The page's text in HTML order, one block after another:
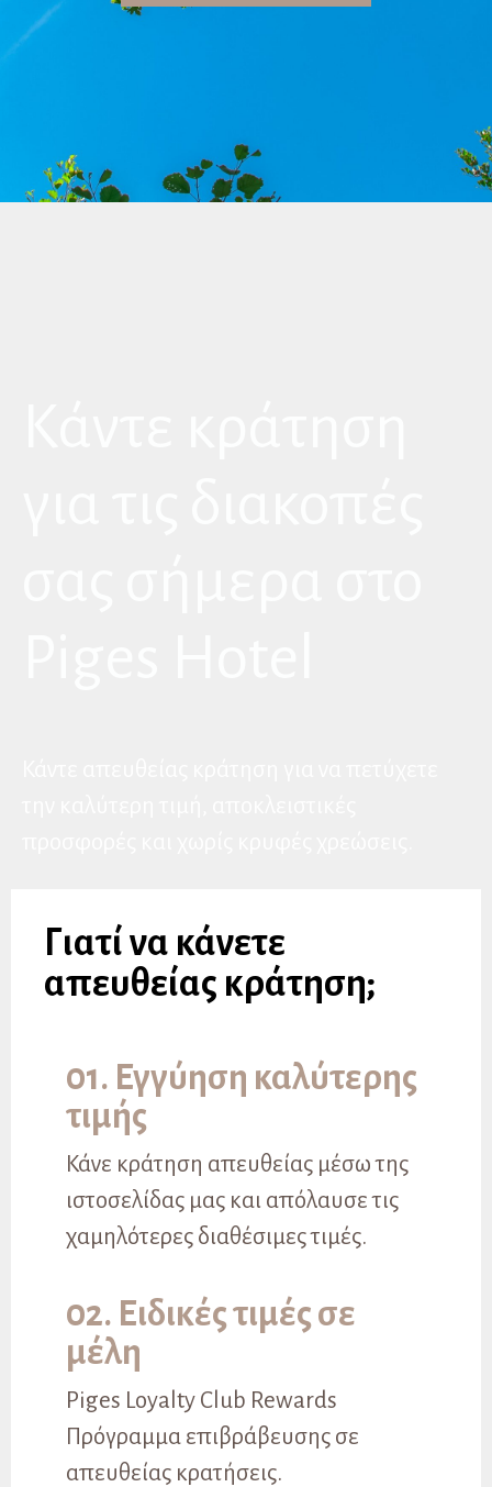
Γιατί να κάνετε
απευθείας κράτηση;
01. Εγγύηση καλύτερης
τιμής
Κάνε κράτηση απευθείας μέσω της
ιστοσελίδας μας και απόλαυσε τις
χαμηλότερες διαθέσιμες τιμές.
02. Ειδικές τιμές σε
μέλη
Piges Loyalty Club Rewards
Πρόγραμμα επιβράβευσης σε
απευθείας κρατήσεις.